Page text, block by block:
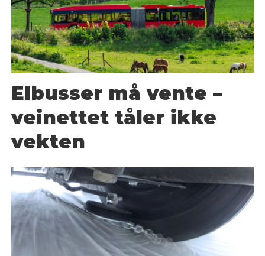
Elbusser må vente –
veinettet tåler ikke
vekten